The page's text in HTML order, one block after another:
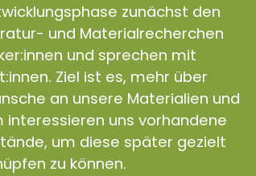
zunächst den
und Materialrecherchen
und sprechen mit
Ziel ist es, mehr über
an unsere Materialien und
interessieren uns vorhandene
um diese später gezielt
zu können.